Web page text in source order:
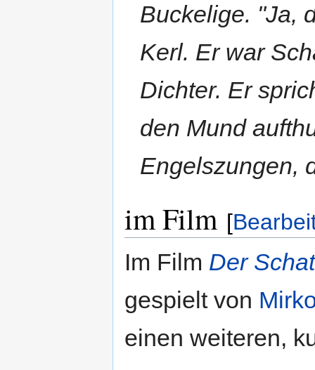
Buckelige. "Ja,
Kerl. Er war
Dichter. Er
den Mund
Engelszungen,
im Film [
Im Film Der
gespielt von
einen weiteren,